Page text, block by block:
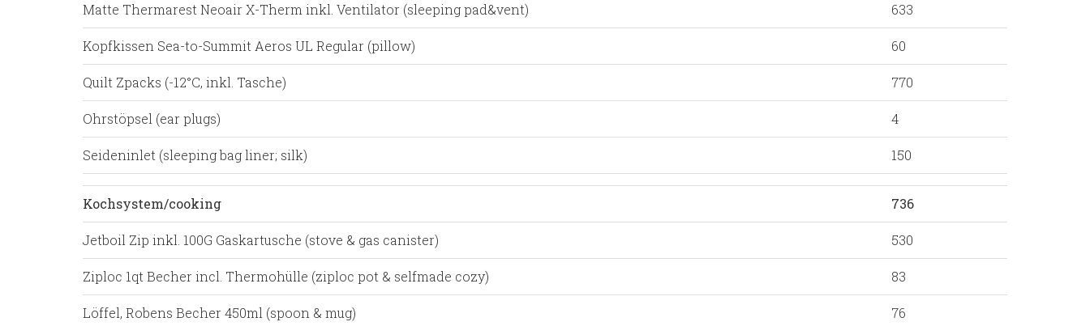
Matte Thermarest Neoair X-Therm inkl. Ventilator (sleeping pad&vent) 633
Kopfkissen Sea-to-Summit Aeros UL Regular (pillow) 60
Quilt Zpacks (-12°C, inkl. Tasche) 770
Ohrstöpsel (ear plugs) 4
Seideninlet (sleeping bag liner; silk) 150
Kochsystem/cooking 736
Jetboil Zip inkl. 100G Gaskartusche (stove & gas canister) 530
Ziploc 1qt Becher incl. Thermohülle (ziploc pot & selfmade cozy) 83
Löffel, Robens Becher 450ml (spoon & mug) 76